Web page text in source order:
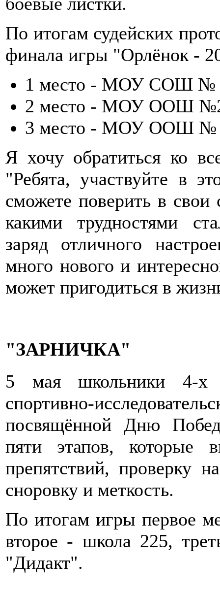
По итогам судейских
финала игры "Орлёнок -
1 место - МОУ СОШ №
2 место - МОУ ООШ
3 место - МОУ ООШ №
Я хочу обратиться ко
"Ребята, участвуйте в
сможете поверить в свои
какими трудностями
заряд отличного
много нового и
может пригодиться в
"ЗАРНИЧКА"
5 мая школьники 4-х
спортивно-
посвящённой Дню
пяти этапов, которые
препятствий, проверку
сноровку и меткость.
По итогам игры первое
второе - школа 225,
"Дидакт".